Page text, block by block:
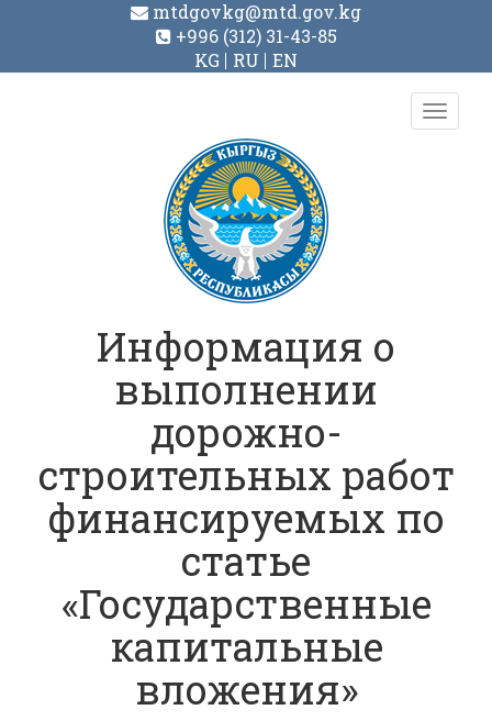
mtdgovkg@mtd.gov.kg
+996 (312) 31-43-85
KG
RU EN
Toggle
Информация о
выполнении
дорожно-
строительных работ
финансируемых по
статье
«Государственные
капитальные
вложения»